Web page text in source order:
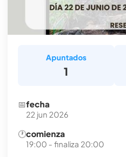
Apuntados
1
📅fecha
22 jun 2026
🕐comienza
19:00 - finaliza 20:00